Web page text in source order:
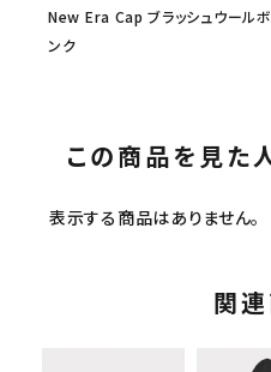
New Era Cap ブラッシュウール
ンク
この商品を見た
表示する商品はありません。
関